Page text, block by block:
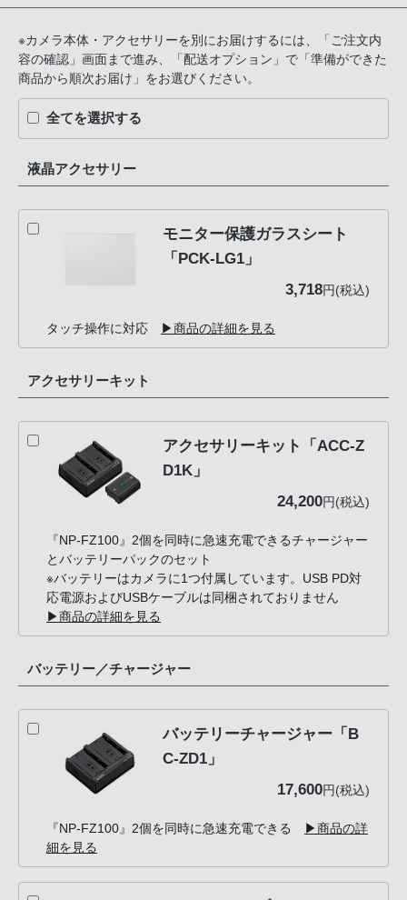
※カメラ本体・アクセサリーを別にお届けするには、「ご注文内
容の確認」画面まで進み、「配送オプション」で「準備ができた
商品から順次お届け」をお選びください。
全てを選択する
液晶アクセサリー
モニター保護ガラスシート
「PCK-LG1」
3,718円(税込)
タッチ操作に対応 ▶商品の詳細を見る
アクセサリーキット
アクセサリーキット「ACC-Z
D1K」
24,200円(税込)
『NP-FZ100』2個を同時に急速充電できるチャージャー
とバッテリーパックのセット
※バッテリーはカメラに1つ付属しています。USB PD対
応電源およびUSBケーブルは同梱されておりません
▶商品の詳細を見る
バッテリー／チャージャー
バッテリーチャージャー「B
C-ZD1」
17,600円(税込)
『NP-FZ100』2個を同時に急速充電できる
▶商品の詳
細を見る